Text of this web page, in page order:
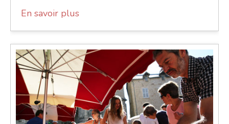
En savoir plus